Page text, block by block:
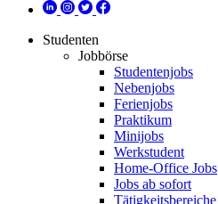
Studenten
Jobbörse
Studentenjobs
Nebenjobs
Ferienjobs
Praktikum
Minijobs
Werkstudent
Home-Office Jobs
Jobs ab sofort
Tätigkeitsbereiche